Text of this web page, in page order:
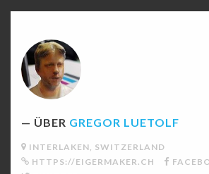
ÜBER GREGOR LUETOLF
INTERLAKEN, SWITZERLAND
HTTPS://EIGERMAKER.CH